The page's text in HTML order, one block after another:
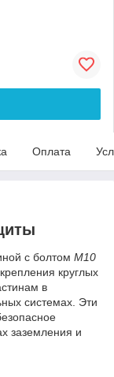
Оплата
с болтом M10
круглых
в
системах. Эти
заземления и